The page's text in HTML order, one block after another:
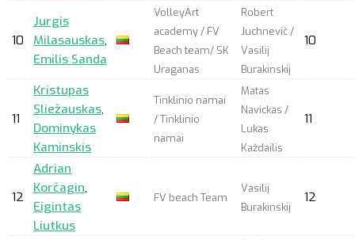
10
Jurgis
Milasauskas,
Emilis Sanda
VolleyArt
academy / FV
Beach team/ SK
Uraganas
Robert
Juchnevič /
Vasilij
Burakinskij
10
11
Kristupas
Sliežauskas,
Dominykas
Kaminskis
Tinklinio namai
/ Tinklinio
namai
Matas
Navickas /
Lukas
Každailis
11
12
Adrian
Korčagin,
Eigintas
Liutkus
FV beach Team
Vasilij
Burakinskij
12